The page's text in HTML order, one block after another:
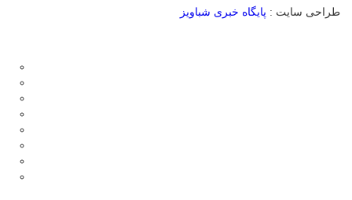
طراحی سایت : پایگاه خبری شباویز